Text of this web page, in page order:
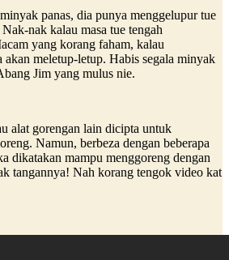
panas, dia punya menggelupur tue
nak kalau masa tue tengah
yang korang faham, kalau
meletup-letup. Habis segala minyak
Jim yang mulus nie.
alat gorengan lain dicipta untuk
Namun, berbeza dengan beberapa
dikatakan mampu menggoreng dengan
tangannya! Nah korang tengok video kat